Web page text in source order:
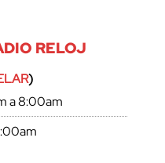
RELOJ
)
a 8:00am